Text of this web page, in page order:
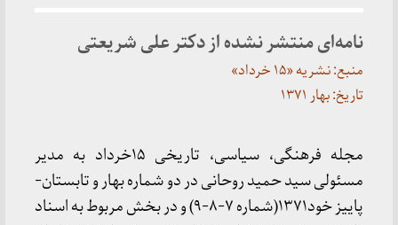
نامه‌ای منتشر نشده از دکتر علی شریعتی
منبع: نشریه «۱۵ خرداد»
تاریخ: بهار ۱۳۷۱
مجله فرهنگی، سیاسی، تاریخی ۱۵خرداد به مدیر
مسئولی سید حمید روحانی در دو شماره بهار و تابستان-
پاییز خود۱۳۷۱(شماره ۷-۸-۹) و در بخش مربوط به اسناد